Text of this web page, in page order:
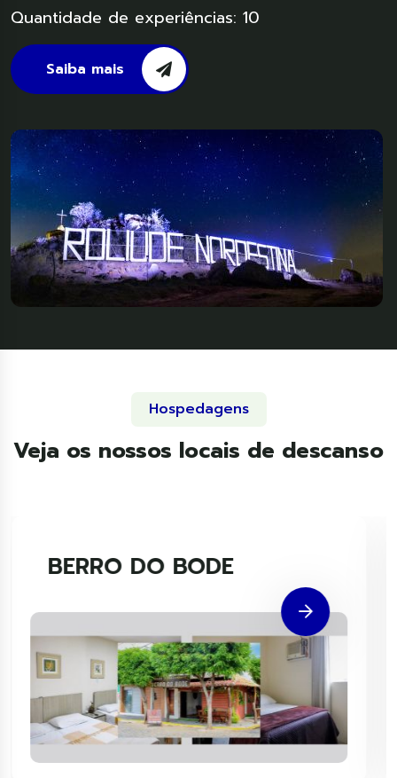
Quantidade de experiências: 10
Saiba mais
Hospedagens
Veja os nossos locais de descanso
POUSADA CARIRI